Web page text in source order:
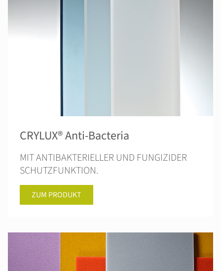
CRYLUX® Anti-Bacteria
MIT ANTIBAKTERIELLER UND FUNGIZIDER
SCHUTZFUNKTION.
ZUM PRODUKT